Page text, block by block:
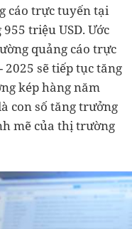
cáo trực tuyến tại
triệu USD. Ước
quảng cáo trực
sẽ tiếp tục tăng
kép hàng năm
con số tăng trưởng
mẽ của thị trường